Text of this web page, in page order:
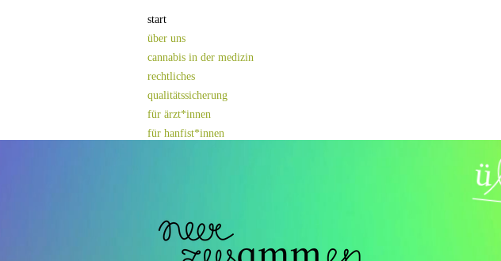
start
über uns
cannabis in der medizin
rechtliches
qualitätssicherung
für ärzt*innen
für hanfist*innen